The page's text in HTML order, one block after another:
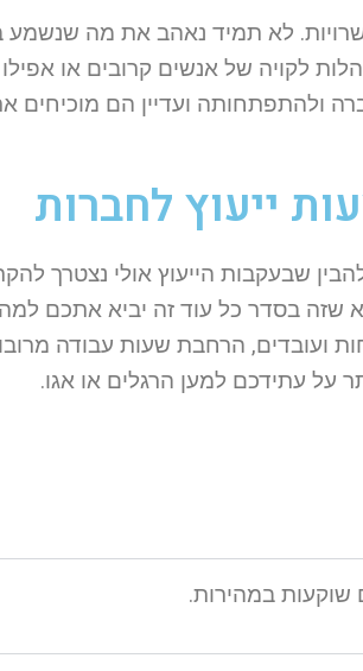
לא תמיד נאהב את מה
לקויה של אנשים קרובים או אפילו
ולהתפתחותה ועדיין הם מוכיחים
ייעוץ לחברות
שבעקבות הייעוץ אולי נצטרך
שזה בסדר כל עוד זה יביא אתכם
ועובדים, הרחבת שעות עבודה
על עתידכם למען הרגלים או אגו.
שוקעות במהירות.